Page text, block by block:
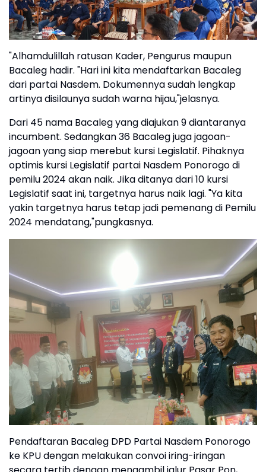
"Alhamdulillah ratusan Kader, Pengurus maupun
Bacaleg hadir. "Hari ini kita mendaftarkan Bacaleg
dari partai Nasdem. Dokumennya sudah lengkap
artinya disilaunya sudah warna hijau,"jelasnya.
Dari 45 nama Bacaleg yang diajukan 9 diantaranya
incumbent. Sedangkan 36 Bacaleg juga jagoan-
jagoan yang siap merebut kursi Legislatif. Pihaknya
optimis kursi Legislatif partai Nasdem Ponorogo di
pemilu 2024 akan naik. Jika ditanya dari 10 kursi
Legislatif saat ini, targetnya harus naik lagi. "Ya kita
yakin targetnya harus tetap jadi pemenang di Pemilu
2024 mendatang,"pungkasnya.
Pendaftaran Bacaleg DPD Partai Nasdem Ponorogo
ke KPU dengan melakukan convoi iring-iringan